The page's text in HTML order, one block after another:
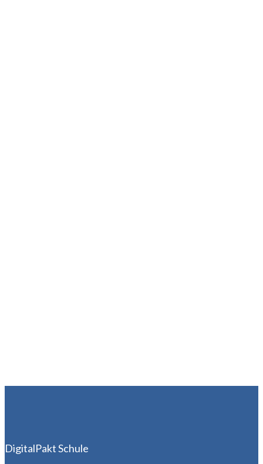
DigitalPakt Schule